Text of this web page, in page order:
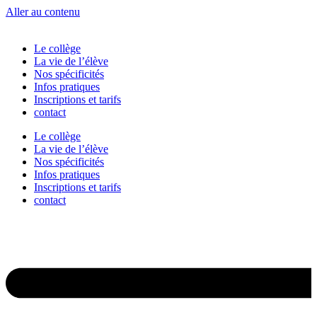
Aller au contenu
Le collège
La vie de l’élève
Nos spécificités
Infos pratiques
Inscriptions et tarifs
contact
Le collège
La vie de l’élève
Nos spécificités
Infos pratiques
Inscriptions et tarifs
contact